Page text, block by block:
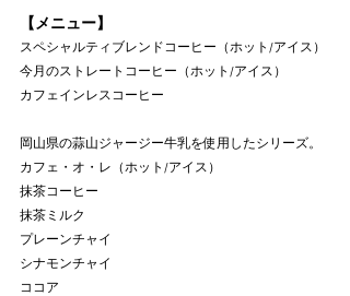
【メニュー】
スペシャルティブレンドコーヒー（ホット/アイス）
今月のストレートコーヒー（ホット/アイス）
カフェインレスコーヒー
岡山県の蒜山ジャージー牛乳を使用したシリーズ。
カフェ・オ・レ（ホット/アイス）
抹茶コーヒー
抹茶ミルク
プレーンチャイ
シナモンチャイ
ココア